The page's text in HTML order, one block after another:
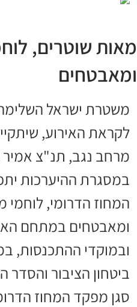
מאות שוטרים,
ומאבטחים
משטרת ישראל
לקראת האירוע,
מרחב נגב, תנ"צ אמיר
במסגרת ההיערכות
המחוז הדרומי, לוחמי
ומאבטחים במתחם
ובמוקדי ההתכנסות,
ביטחון הציבור והסדר
סגן מפקד המחוז